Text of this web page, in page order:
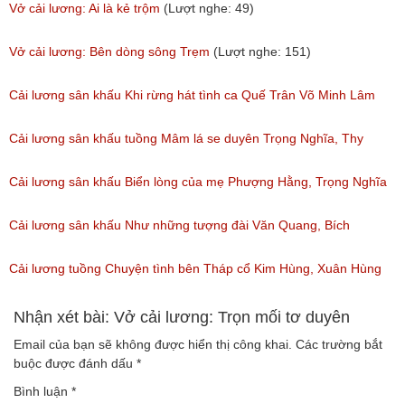
(Lượt nghe: 111)
Huỳnh
(Lượt nghe: 96)
Vở cải lương: Ai là kẻ trộm (Lượt nghe: 49)
Vở cải lương: Bên dòng sông Trẹm (Lượt nghe: 151)
Cải lương sân khấu Khi rừng hát tình ca Quế Trân Võ Minh Lâm
(Lượt nghe: 139)
Cải lương sân khấu tuồng Mâm lá se duyên Trọng Nghĩa, Thy
Trang
(Lượt nghe: 70)
Cải lương sân khấu Biển lòng của mẹ Phượng Hằng, Trọng Nghĩa
(Lượt nghe: 95)
Cải lương sân khấu Như những tượng đài Văn Quang, Bích
Phượng
(Lượt nghe: 34)
Cải lương tuồng Chuyện tình bên Tháp cổ Kim Hùng, Xuân Hùng
(Lượt nghe: 68)
Nhận xét bài: Vở cải lương: Trọn mối tơ duyên
Email của bạn sẽ không được hiển thị công khai. Các trường bắt
buộc được đánh dấu *
Bình luận *